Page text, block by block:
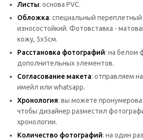
Листы: основа PVC.
Обложка: специальный
износостойкий. Фотовставка -
кожу, 5х5см.
Расстановка фотографий: на белом
дополнительных элементов.
Согласование макета: отправляем
имейл или whatsaрp.
Хронология: вы можете
чтобы дизайнер разместил
хронологии.
Количество фотографий: на один